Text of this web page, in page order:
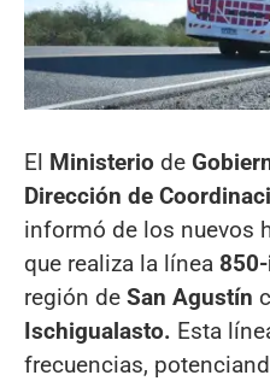
El Ministerio de
Dirección de
informó de los nuevos
que realiza la línea
región de San Agustín
Ischigualasto. Esta
frecuencias,